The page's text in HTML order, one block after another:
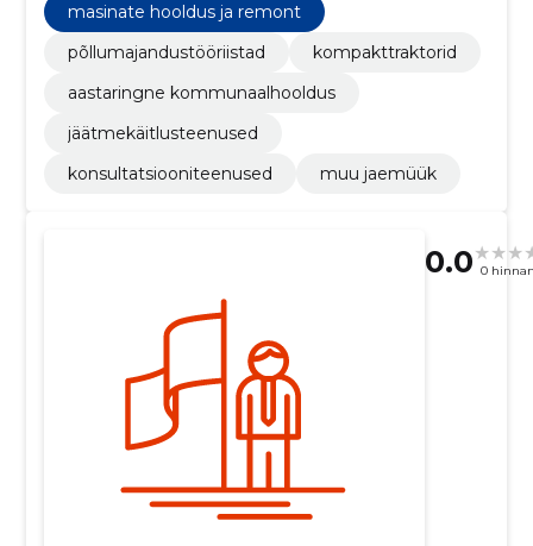
masinate hooldus ja remont
põllumajandustööriistad
kompakttraktorid
aastaringne kommunaalhooldus
jäätmekäitlusteenused
konsultatsiooniteenused
muu jaemüük
0.0 0